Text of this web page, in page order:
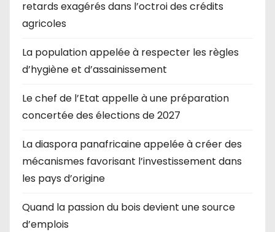
retards exagérés dans l’octroi des crédits
agricoles
La population appelée à respecter les règles
d’hygiène et d’assainissement
Le chef de l’Etat appelle à une préparation
concertée des élections de 2027
La diaspora panafricaine appelée à créer des
mécanismes favorisant l’investissement dans
les pays d’origine
Quand la passion du bois devient une source
d’emplois